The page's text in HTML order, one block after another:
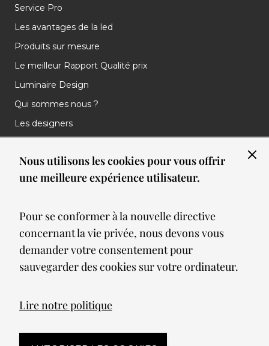
Nous utilisons les cookies pour vous offrir
une meilleure expérience utilisateur.
Pour se conformer à la nouvelle directive
concernant la vie privée, nous devons vous
demander votre consentement pour
sauvegarder des cookies sur votre ordinateur.
Lire notre politique
Service Pro
Les avantages de la led
Produits sur mesure
Le meilleur Rapport Qualité prix
Luminaire Design
Qui sommes nous ?
Les designers
Nos réalisations
Nos Clients
Meilleures ventes
Blog
© 2026 Spot lumiere led. All Rights Reserved
Mentions légales